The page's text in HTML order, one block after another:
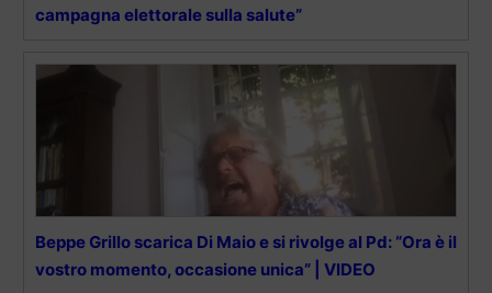
campagna elettorale sulla salute”
Beppe Grillo scarica Di Maio e si rivolge al Pd: “Ora è il
vostro momento, occasione unica” | VIDEO